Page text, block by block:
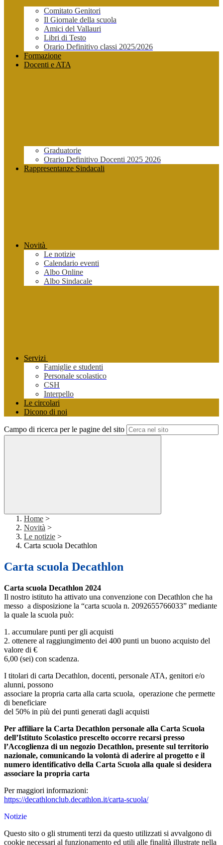
Comitato Genitori
Il Giornale della scuola
Amici del Vallauri
Libri di Testo
Orario Definitivo classi 2025/2026
Formazione
Docenti e ATA
Graduatorie
Orario Definitivo Docenti 2025 2026
Rappresentanze Sindacali
Novità
Le notizie
Calendario eventi
Albo Online
Albo Sindacale
Servizi
Famiglie e studenti
Personale scolastico
CSH
Interpello
Le circolari
Dicono di noi
Campo di ricerca per le pagine del sito
Home >
Novità >
Le notizie >
Carta scuola Decathlon
Carta scuola Decathlon
Carta scuola Decathlon 2024
Il nostro istituto ha attivato una convenzione con Decathlon che ha
messo a disposizione la “carta scuola n. 2092655766033” mediante
la quale la scuola può:
1. accumulare punti per gli acquisti
2. ottenere al raggiungimento dei 400 punti un buono acquisto del
valore di €
6,00 (sei) con scadenza.
I titolari di carta Decathlon, docenti, personale ATA, genitori e/o
alunni, possono
associare la propria carta alla carta scuola, operazione che permette
di beneficiare
del 50% in più dei punti generati dagli acquisti
Per affiliare la Carta Decathlon personale alla Carta Scuola
dell’Istituto Scolastico prescelto occorre recarsi presso
l’Accoglienza di un negozio Decathlon, presente sul territorio
nazionale, comunicando la volontà di aderire al progetto e il
numero identificativo della Carta Scuola alla quale si desidera
associare la propria carta
Per maggiori informazioni:
https://decathlonclub.decathlon.it/carta-scuola/
Notizie
Questo sito o gli strumenti terzi da questo utilizzati si avvalgono di
cookie necessari al funzionamento ed utili alle finalità illustrate nella